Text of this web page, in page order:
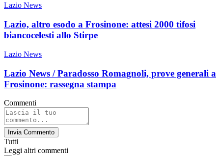
Lazio News
Lazio, altro esodo a Frosinone: attesi 2000 tifosi
biancocelesti allo Stirpe
Lazio News
Lazio News / Paradosso Romagnoli, prove generali a
Frosinone: rassegna stampa
Commenti
Invia Commento
Tutti
Leggi altri commenti